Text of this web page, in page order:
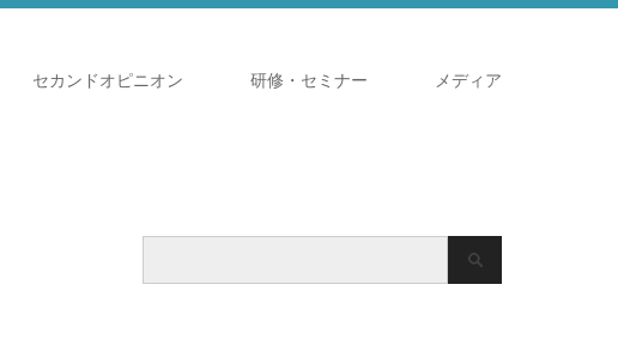
セカンドオピニオン 研修・セミナー メディア